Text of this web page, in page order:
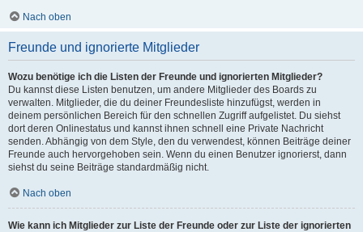
Nach oben
Freunde und ignorierte Mitglieder
Wozu benötige ich die Listen der Freunde und ignorierten Mitglieder?
Du kannst diese Listen benutzen, um andere Mitglieder des Boards zu
verwalten. Mitglieder, die du deiner Freundesliste hinzufügst, werden in
deinem persönlichen Bereich für den schnellen Zugriff aufgelistet. Du siehst
dort deren Onlinestatus und kannst ihnen schnell eine Private Nachricht
senden. Abhängig von dem Style, den du verwendest, können Beiträge deiner
Freunde auch hervorgehoben sein. Wenn du einen Benutzer ignorierst, dann
siehst du seine Beiträge standardmäßig nicht.
Nach oben
Wie kann ich Mitglieder zur Liste der Freunde oder zur Liste der ignorierten